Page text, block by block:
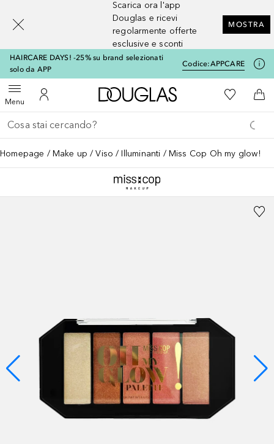
Scarica ora l'app
Douglas e ricevi
regolarmente offerte
esclusive e sconti
MOSTRA
HAIRCARE DAYS! -25% su brand selezionati
solo da APP
Codice:APPCARE
MenuApri menuAl Mio Account
A Douglas HomeAlla Mia
Al
Torna indietro
Esegui ricerca
Homepage Make up Viso Illuminanti Miss Cop Oh my glow!
[navigation.slideout.screenreader]